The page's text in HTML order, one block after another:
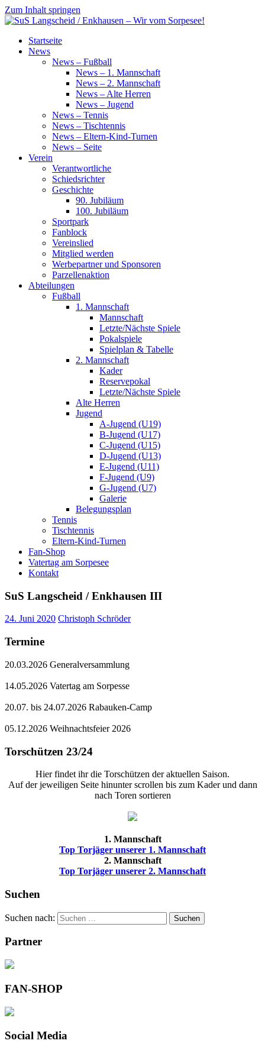
Zum Inhalt springen
SuS
Langscheid
Startseite
News
News – Fußball
News – 1. Mannschaft
News – 2. Mannschaft
News – Alte Herren
News – Jugend
News – Tennis
News – Tischtennis
News – Eltern-Kind-Turnen
News – Seite
Verein
Verantwortliche
Schiedsrichter
Geschichte
90. Jubiläum
100. Jubiläum
Sportpark
Fanblock
Vereinslied
Mitglied werden
Werbepartner und Sponsoren
Parzellenaktion
Abteilungen
Fußball
1. Mannschaft
Mannschaft
Letzte/Nächste Spiele
Pokalspiele
Spielplan & Tabelle
2. Mannschaft
Kader
Reservepokal
Letzte/Nächste Spiele
Alte Herren
Jugend
A-Jugend (U19)
B-Jugend (U17)
C-Jugend (U15)
D-Jugend (U13)
E-Jugend (U11)
F-Jugend (U9)
G-Jugend (U7)
Galerie
Belegungsplan
Tennis
Tischtennis
Eltern-Kind-Turnen
Fan-Shop
Vatertag am Sorpesee
Kontakt
SuS Langscheid / Enkhausen III
24. Juni 2020 Christoph Schröder
Termine
20.03.2026 Generalversammlung
14.05.2026 Vatertag am Sorpesse
20.07. bis 24.07.2026 Rabauken-Camp
05.12.2026 Weihnachtsfeier 2026
Torschützen 23/24
Hier findet ihr die Torschützen der aktuellen Saison.
Auf der jeweiligen Seite hinunter scrollen bis zum Kader und dann
nach Toren sortieren
1. Mannschaft
Top Torjäger unserer 1. Mannschaft
2. Mannschaft
Top Torjäger unserer 2. Mannschaft
Suchen
Suchen nach: Suchen
Partner
FAN-SHOP
Social Media